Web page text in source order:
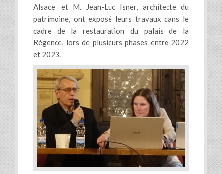
Alsace, et M. Jean-Luc Isner, architecte du
patrimoine, ont exposé leurs travaux dans le
cadre de la restauration du palais de la
Régence, lors de plusieurs phases entre 2022
et 2023.